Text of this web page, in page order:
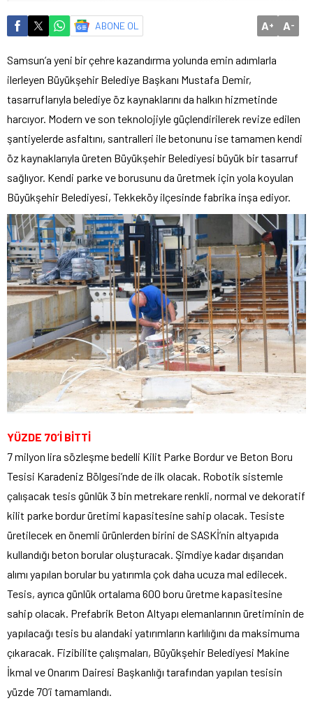
ABONE OL A+ A-
Samsun’a yeni bir çehre kazandırma yolunda emin adımlarla
ilerleyen Büyükşehir Belediye Başkanı Mustafa Demir,
tasarruflarıyla belediye öz kaynaklarını da halkın hizmetinde
harcıyor. Modern ve son teknolojiyle güçlendirilerek revize edilen
şantiyelerde asfaltını, santralleri ile betonunu ise tamamen kendi
öz kaynaklarıyla üreten Büyükşehir Belediyesi büyük bir tasarruf
sağlıyor. Kendi parke ve borusunu da üretmek için yola koyulan
Büyükşehir Belediyesi, Tekkeköy ilçesinde fabrika inşa ediyor.
YÜZDE 70’İ BİTTİ
7 milyon lira sözleşme bedelli Kilit Parke Bordur ve Beton Boru
Tesisi Karadeniz Bölgesi’nde de ilk olacak. Robotik sistemle
çalışacak tesis günlük 3 bin metrekare renkli, normal ve dekoratif
kilit parke bordur üretimi kapasitesine sahip olacak. Tesiste
üretilecek en önemli ürünlerden birini de SASKİ’nin altyapıda
kullandığı beton borular oluşturacak. Şimdiye kadar dışarıdan
alımı yapılan borular bu yatırımla çok daha ucuza mal edilecek.
Tesis, ayrıca günlük ortalama 600 boru üretme kapasitesine
sahip olacak. Prefabrik Beton Altyapı elemanlarının üretiminin de
yapılacağı tesis bu alandaki yatırımların karlılığını da maksimuma
çıkaracak. Fizibilite çalışmaları, Büyükşehir Belediyesi Makine
İkmal ve Onarım Dairesi Başkanlığı tarafından yapılan tesisin
yüzde 70’i tamamlandı.